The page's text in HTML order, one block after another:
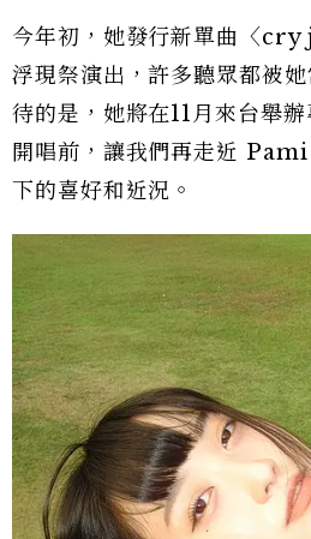
今年初，她發行新單曲〈
浮現祭演出，許多聽眾都被
待的是，她將在11月來台舉
開唱前，讓我們再走近
下的喜好和近況。